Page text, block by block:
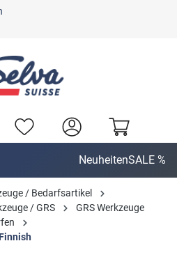
NeuheitenSALE %
/ Bedarfsartikel
/ GRS
GRS Werkzeuge